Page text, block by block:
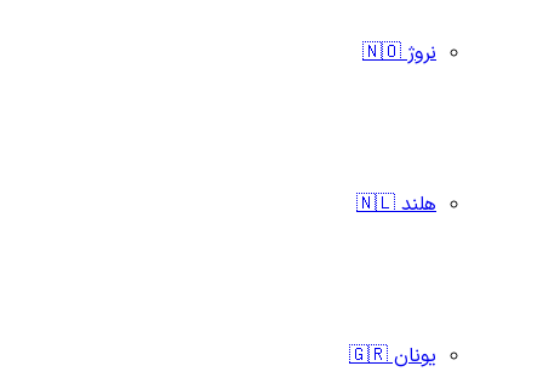
نروژ 🇳🇴
هلند 🇳🇱
یونان 🇬🇷